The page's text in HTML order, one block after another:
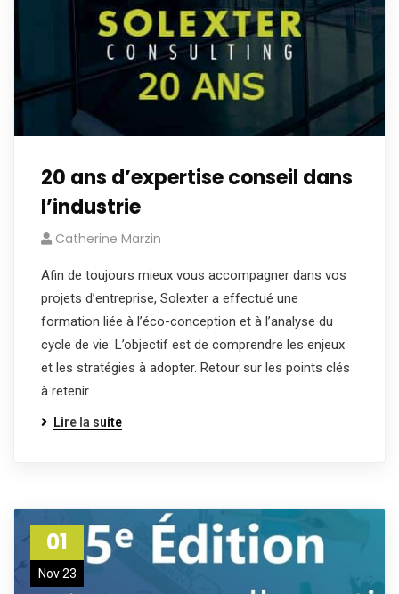
20 ans d’expertise conseil dans
l’industrie
Catherine Marzin
Afin de toujours mieux vous accompagner dans vos
projets d’entreprise, Solexter a effectué une
formation liée à l’éco-conception et à l’analyse du
cycle de vie. L’objectif est de comprendre les enjeux
et les stratégies à adopter. Retour sur les points clés
à retenir.
Lire la suite
01
Nov 23